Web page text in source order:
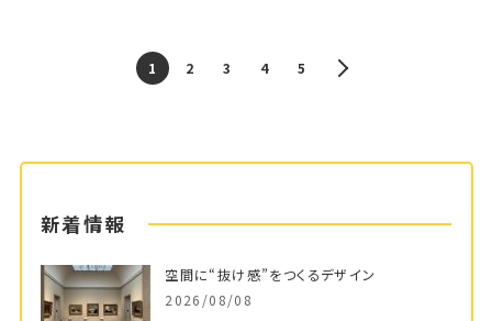
1 2 3 4 5
新着情報
空間に“抜け感”をつくるデザイン
2026/08/08